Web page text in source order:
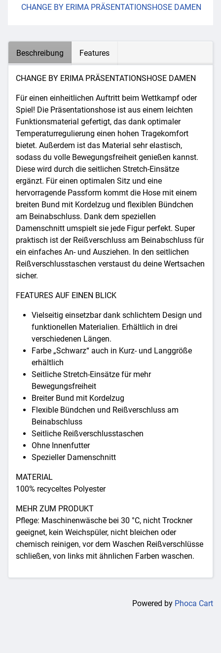
CHANGE BY ERIMA PRÄSENTATIONSHOSE DAMEN
Beschreibung Features
CHANGE BY ERIMA PRÄSENTATIONSHOSE DAMEN
Für einen einheitlichen Auftritt beim Wettkampf oder
Spiel! Die Präsentationshose ist aus einem leichten
Funktionsmaterial gefertigt, das dank optimaler
Temperaturregulierung einen hohen Tragekomfort
bietet. Außerdem ist das Material sehr elastisch,
sodass du volle Bewegungsfreiheit genießen kannst.
Diese wird durch die seitlichen Stretch-Einsätze
ergänzt. Für einen optimalen Sitz und eine
hervorragende Passform kommt die Hose mit einem
breiten Bund mit Kordelzug und flexiblen Bündchen
am Beinabschluss. Dank dem speziellen
Damenschnitt umspielt sie jede Figur perfekt. Super
praktisch ist der Reißverschluss am Beinabschluss für
ein einfaches An- und Ausziehen. In den seitlichen
Reißverschlusstaschen verstaust du deine Wertsachen
sicher.
FEATURES AUF EINEN BLICK
Vielseitig einsetzbar dank schlichtem Design und
funktionellen Materialien. Erhältlich in drei
verschiedenen Längen.
Farbe „Schwarz“ auch in Kurz- und Langgröße
erhältlich
Seitliche Stretch-Einsätze für mehr
Bewegungsfreiheit
Breiter Bund mit Kordelzug
Flexible Bündchen und Reißverschluss am
Beinabschluss
Seitliche Reißverschlusstaschen
Ohne Innenfutter
Spezieller Damenschnitt
MATERIAL
100% recyceltes Polyester
MEHR ZUM PRODUKT
Pflege: Maschinenwäsche bei 30 °C, nicht Trockner
geeignet, kein Weichspüler, nicht bleichen oder
chemisch reinigen, vor dem Waschen Reißverschlüsse
schließen, von links mit ähnlichen Farben waschen.
Powered by Phoca Cart